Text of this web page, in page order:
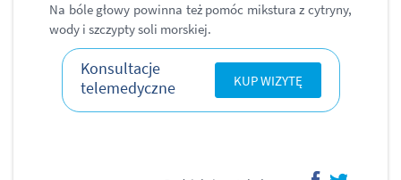
Na bóle głowy powinna też pomóc mikstura z cytryny,
wody i szczypty soli morskiej.
Konsultacje
telemedyczne
KUP WIZYTĘ